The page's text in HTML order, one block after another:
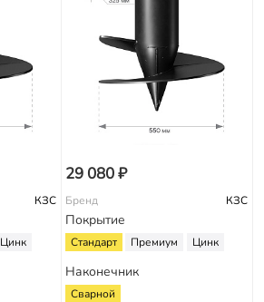
КЗС
Цинк
29 080 ₽
Бренд КЗС
Покрытие
Стандарт Премиум Цинк
Наконечник
Сварной